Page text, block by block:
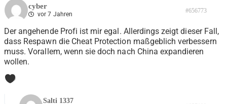
cyber
vor 7 Jahren #656773
Der angehende Profi ist mir egal. Allerdings zeigt dieser Fall,
dass Respawn die Cheat Protection maßgeblich verbessern
muss. Vorallem, wenn sie doch nach China expandieren
wollen.
0
Salti 1337